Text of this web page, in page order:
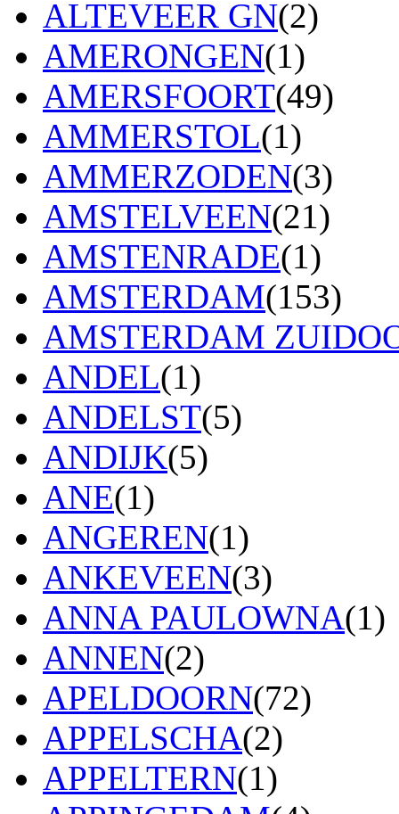
ALTEVEER GN(2)
AMERONGEN(1)
AMERSFOORT(49)
AMMERSTOL(1)
AMMERZODEN(3)
AMSTELVEEN(21)
AMSTENRADE(1)
AMSTERDAM(153)
AMSTERDAM
ANDEL(1)
ANDELST(5)
ANDIJK(5)
ANE(1)
ANGEREN(1)
ANKEVEEN(3)
ANNA PAULOWNA(1)
ANNEN(2)
APELDOORN(72)
APPELSCHA(2)
APPELTERN(1)